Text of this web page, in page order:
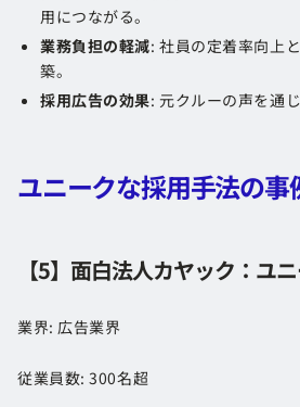
用につながる。
業務負担の軽減: 社員の定着率向上
築。
採用広告の効果: 元クルーの声を通
ユニークな採用手法の事
【5】面白法人カヤック：ユ
業界: 広告業界
従業員数: 300名超